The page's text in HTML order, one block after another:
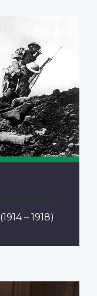
(1914 – 1918)